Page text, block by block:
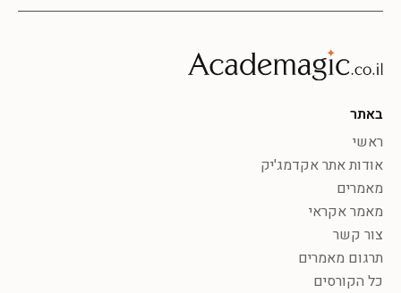
באתר
ראשי
אודות אתר אקדמג'יק
מאמרים
מאמר אקראי
צור קשר
תרגום מאמרים
כל הקורסים